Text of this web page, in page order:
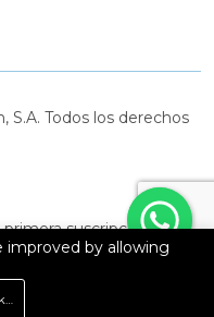
S.A. Todos los derechos
suscripción
improved by allowing